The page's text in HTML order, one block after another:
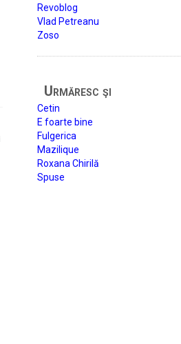
Revoblog
Vlad Petreanu
Zoso
Urmăresc şi
Cetin
E foarte bine
Fulgerica
Mazilique
Roxana Chirilă
Spuse